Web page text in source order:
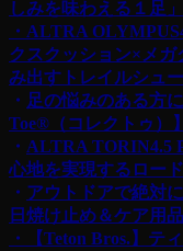
しみを味わえる１足
・ALTRA
クスクッション×メガ
み出すトレイルシュ
・ 足の悩みのある方
Toe®︎（コレクトゥ）】
・ ALTRA TORIN4.5
心地を実現するロー
・ アウトドアで絶対
日焼け止め＆ケア用品
・【Teton Bros.】